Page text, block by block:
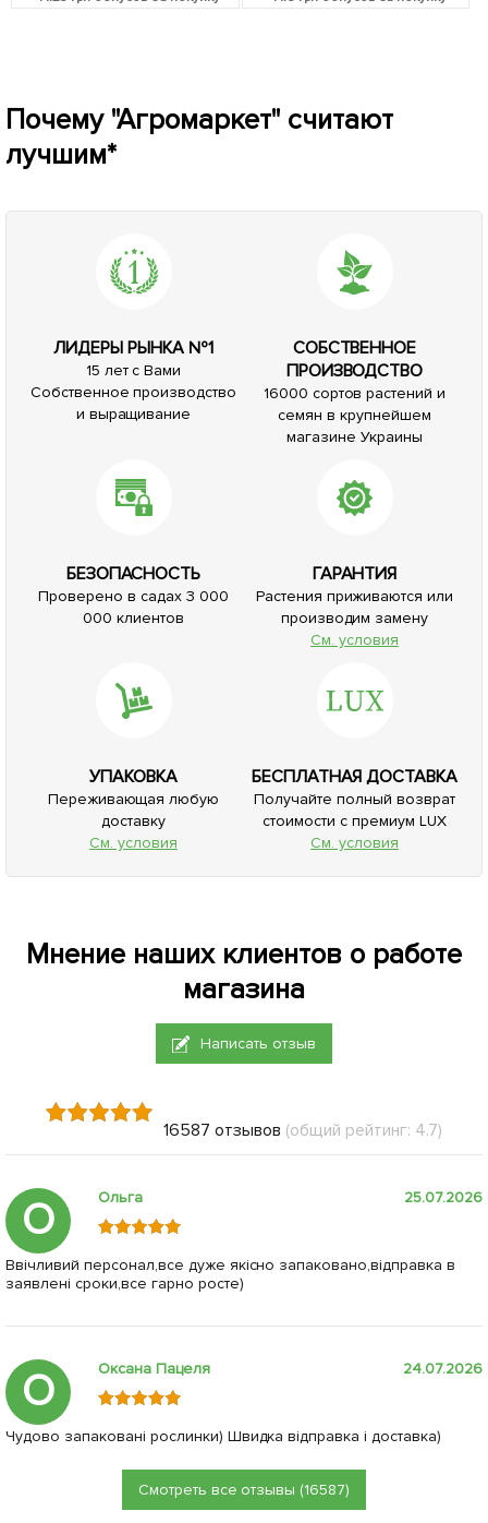
Почему "Агромаркет" считают
лучшим*
ЛИДЕРЫ РЫНКА №1
15 лет с Вами
Собственное производство
и выращивание
СОБСТВЕННОЕ
ПРОИЗВОДСТВО
16000 сортов растений и
семян в крупнейшем
магазине Украины
БЕЗОПАСНОСТЬ
Проверено в садах 3 000
000 клиентов
ГАРАНТИЯ
Растения приживаются или
производим замену
См. условия
УПАКОВКА
Переживающая любую
доставку
См. условия
БЕСПЛАТНАЯ ДОСТАВКА
Получайте полный возврат
стоимости с премиум LUX
См. условия
Мнение наших клиентов о работе
магазина
Написать отзыв
16587 отзывов (общий рейтинг: 4.7)
О Ольга 25.07.2026
Ввічливий персонал,все дуже якісно запаковано,відправка в
заявлені сроки,все гарно росте)
О Оксана Пацеля 24.07.2026
Чудово запаковані рослинки) Швидка відправка і доставка)
Смотреть все отзывы (16587)